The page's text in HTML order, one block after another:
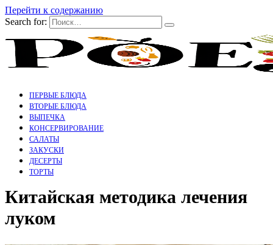
Перейти к содержанию
Search for:
ПЕРВЫЕ БЛЮДА
ВТОРЫЕ БЛЮДА
ВЫПЕЧКА
КОНСЕРВИРОВАНИЕ
САЛАТЫ
ЗАКУСКИ
ДЕСЕРТЫ
ТОРТЫ
Китайская методика лечения
луком